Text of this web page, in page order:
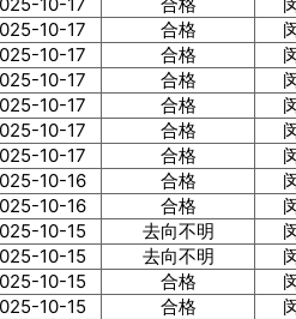
10-17 合格
10-17 合格
10-17 合格
10-17 合格
10-17 合格
10-17 合格
10-16 合格
10-16 合格
10-15 去向不明
10-15 去向不明
10-15 合格
10-15 合格